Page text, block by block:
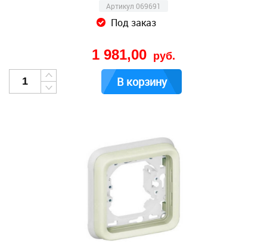
Артикул 069691
Под заказ
1 981,00 руб.
В корзину